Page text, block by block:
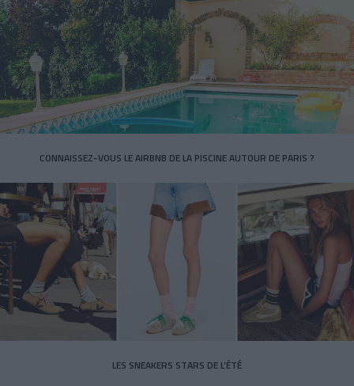
CONNAISSEZ-VOUS LE AIRBNB DE LA PISCINE AUTOUR DE PARIS ?
LES SNEAKERS STARS DE L’ÉTÉ